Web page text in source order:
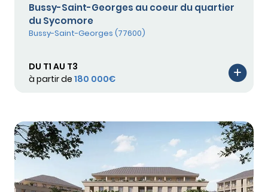
Bussy-Saint-Georges au coeur du quartier
du Sycomore
Bussy-Saint-Georges (77600)
DU T1 AU T3
à partir de 180 000€